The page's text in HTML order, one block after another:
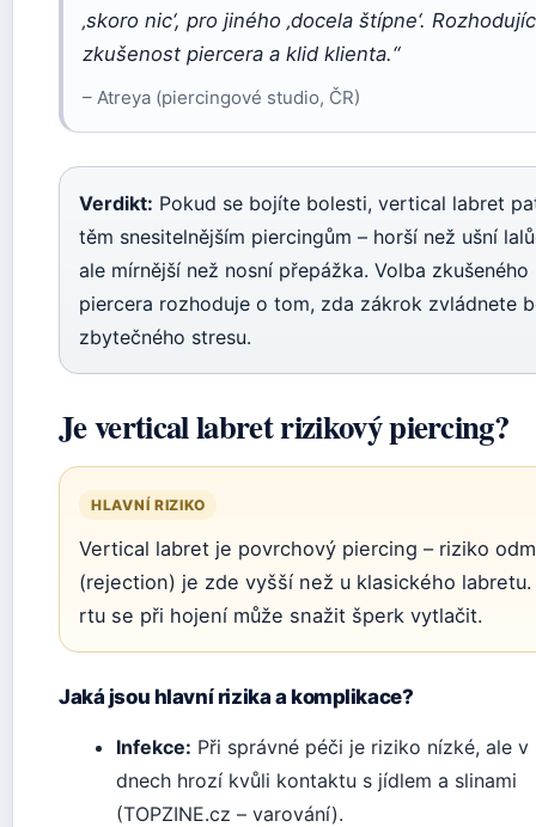
‚skoro nic‘, pro jiného ‚docela štípne‘.
zkušenost piercera a klid klienta.“
– Atreya (piercingové studio, ČR)
Verdikt: Pokud se bojíte bolesti, vertical labret
těm snesitelnějším piercingům – horší než ušní
ale mírnější než nosní přepážka. Volba zkušeného
piercera rozhoduje o tom, zda zákrok zvládnete
zbytečného stresu.
Je vertical labret rizikový piercing?
HLAVNÍ RIZIKO
Vertical labret je povrchový piercing – riziko
(rejection) je zde vyšší než u klasického labretu.
rtu se při hojení může snažit šperk vytlačit.
Jaká jsou hlavní rizika a komplikace?
Infekce: Při správné péči je riziko nízké, ale v
dnech hrozí kvůli kontaktu s jídlem a slinami
(TOPZINE.cz – varování).